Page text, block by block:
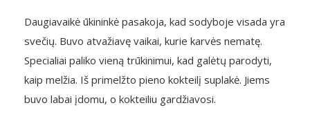
Daugiavaikė ūkininkė pasakoja, kad sodyboje visada yra
svečių. Buvo atvažiavę vaikai, kurie karvės nematę.
Specialiai paliko vieną trūkinimui, kad galėtų parodyti,
kaip melžia. Iš primelžto pieno kokteilį suplakė. Jiems
buvo labai įdomu, o kokteiliu gardžiavosi.